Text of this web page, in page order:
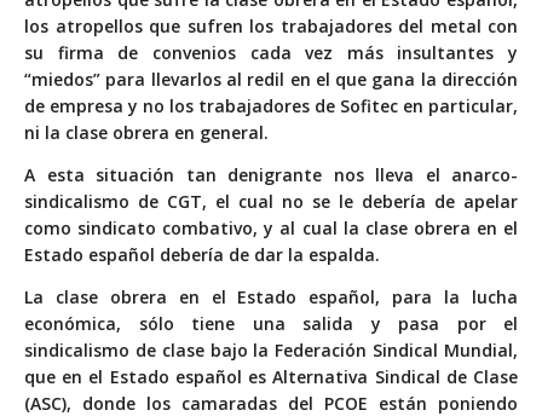
los atropellos que sufren los trabajadores del metal con
su firma de convenios cada vez más insultantes y
“miedos” para llevarlos al redil en el que gana la dirección
de empresa y no los trabajadores de Sofitec en particular,
ni la clase obrera en general.
A esta situación tan denigrante nos lleva el anarco-
sindicalismo de CGT, el cual no se le debería de apelar
como sindicato combativo, y al cual la clase obrera en el
Estado español debería de dar la espalda.
La clase obrera en el Estado español, para la lucha
económica, sólo tiene una salida y pasa por el
sindicalismo de clase bajo la Federación Sindical Mundial,
que en el Estado español es Alternativa Sindical de Clase
(ASC), donde los camaradas del PCOE están poniendo